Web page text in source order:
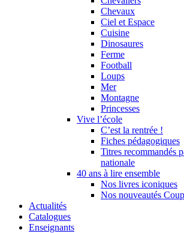
Chevaux
Ciel et Espace
Cuisine
Dinosaures
Ferme
Football
Loups
Mer
Montagne
Princesses
Vive l’école
C’est la rentrée !
Fiches pédagogiques
Titres recommandés
nationale
40 ans à lire ensemble
Nos livres iconiques
Nos nouveautés
Actualités
Catalogues
Enseignants